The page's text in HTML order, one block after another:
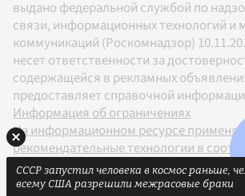
выдано федеральной службой по
связи, информационных технологий и
коммуникаций (Роскомнадзор)
несет ответственности за
содержащейся в рекламных
предоставляет справочной
Информация об ограничениях
На информационном ресурсе
рекомендательные технологии в
Правилами
18+
СССР запустил человека в космос раньше,
всему США разрешили межрасовые браки